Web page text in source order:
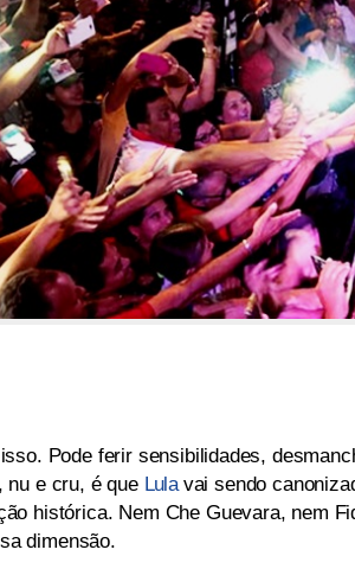
Pode ferir sensibilidades,
nu e cru, é que Lulavai sendo
histórica. Nem Che Guevara, nem
dimensão.